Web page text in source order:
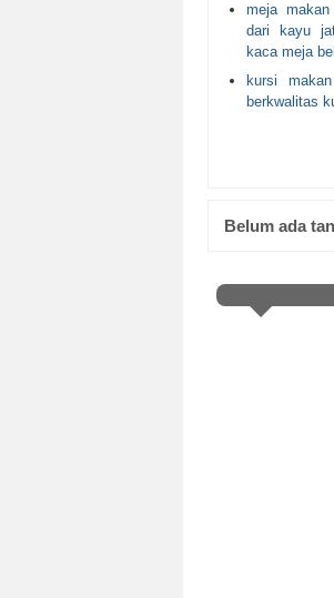
meja
dari kayu
kaca meja
kursi
berkwalitas
Belum ada